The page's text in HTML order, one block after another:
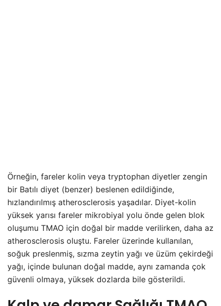
Örneğin, fareler kolin veya tryptophan diyetler zengin
bir Batılı diyet (benzer) beslenen edildiğinde,
hızlandırılmış atherosclerosis yaşadılar. Diyet-kolin
yüksek yarısı fareler mikrobiyal yolu önde gelen blok
oluşumu TMAO için doğal bir madde verilirken, daha az
atherosclerosis oluştu. Fareler üzerinde kullanılan,
soğuk preslenmiş, sızma zeytin yağı ve üzüm çekirdeği
yağı, içinde bulunan doğal madde, aynı zamanda çok
güvenli olmaya, yüksek dozlarda bile gösterildi.